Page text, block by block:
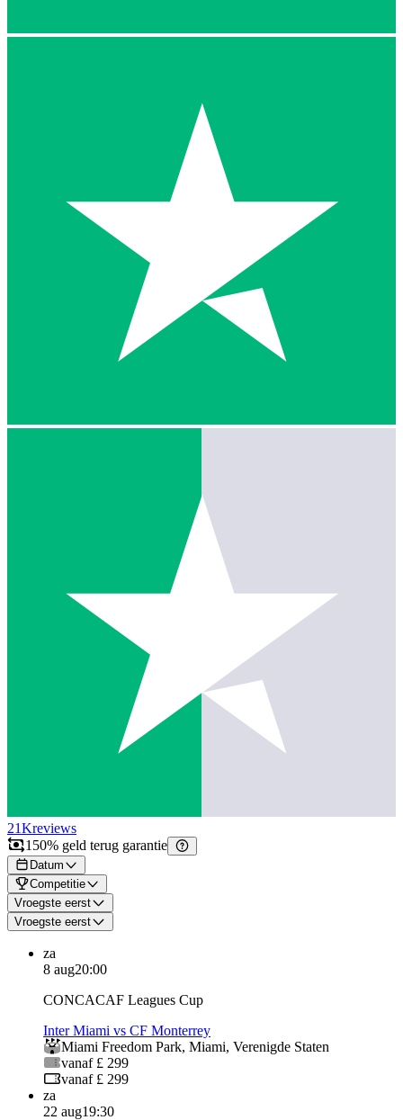
21Kreviews
150% geld terug garantie
Datum
Competitie
Vroegste eerst
Vroegste eerst
za
8 aug20:00
CONCACAF Leagues Cup
Inter Miami vs CF Monterrey
Miami Freedom Park, Miami, Verenigde Staten
vanaf £ 299
vanaf £ 299
za
22 aug19:30